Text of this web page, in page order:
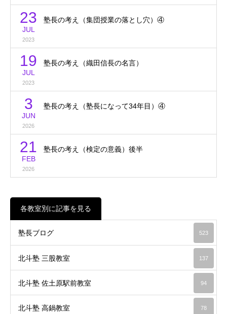
23
JUL
2023
塾長の考え（集団授業の落とし穴）④
19
JUL
2023
塾長の考え（織田信長の名言）
3
JUN
2026
塾長の考え（塾長になって34年目）④
21
FEB
2026
塾長の考え（検定の意義）後半
各教室別に記事を見る
塾長ブログ 523
北斗塾 三股教室 137
北斗塾 佐土原駅前教室 94
北斗塾 高鍋教室 78